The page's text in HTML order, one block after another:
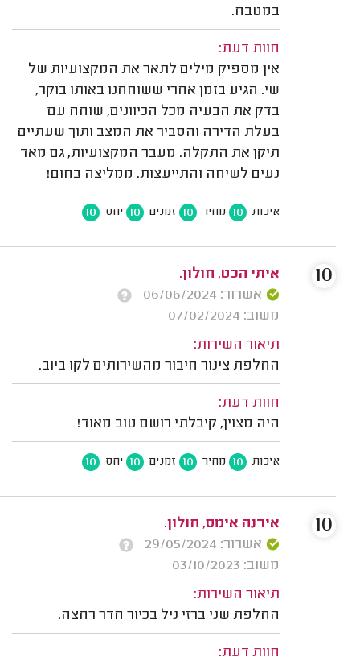
במטבח.
חוות דעת:
אין מספיק מילים לתאר את המקצועיות של
שי. הגיע בזמן אחרי ששוחחנו באותו בוקר,
בדק את הבעיה מכל הכיוונים, שוחח עם
בעלת הדירה והסביר את המצב ותוך שעתיים
תיקן את התקלה. מעבר המקצועיות, גם מאד
נעים לשיחה והתייעצות. ממליצה בחום!
איכות 10 מחיר 10 זמנים 10 יחס 10
איתי הכט, חולון.
אשרור: 06/06/2024
משוב: 07/02/2024
תיאור השירות:
החלפת צינור חיבור מהשירותים לקו ביוב.
חוות דעת:
היה מצוין, קיבלתי רושם טוב מאוד!
איכות 10 מחיר 10 זמנים 10 יחס 10
10
אירנה אימס, חולון.
אשרור: 29/05/2024
משוב: 03/10/2023
תיאור השירות:
החלפת שני ברזי ניל בכיור חדר רחצה.
חוות דעת:
10